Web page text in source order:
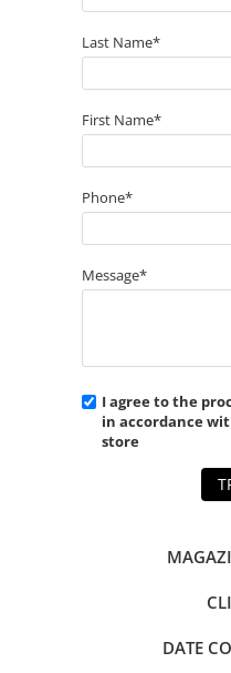
Last Name*
First Name*
Phone*
Message*
I agree to the
in accordance
store
DATE